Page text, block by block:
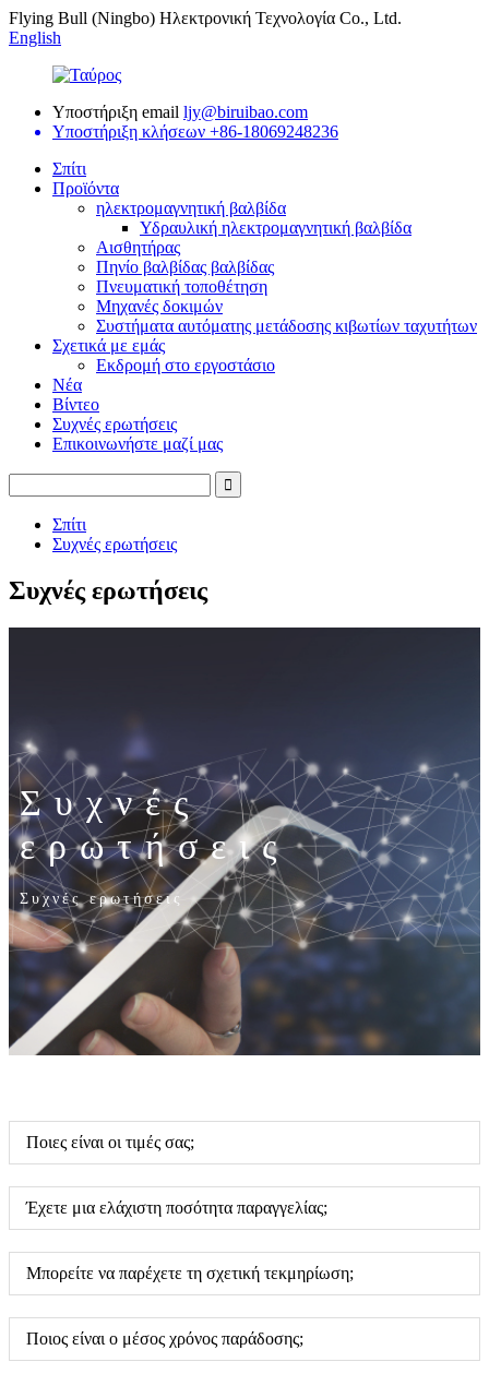
Flying Bull (Ningbo) Ηλεκτρονική Τεχνολογία Co., Ltd.
English
Υποστήριξη email ljy@biruibao.com
Υποστήριξη κλήσεων +86-18069248236
Σπίτι
Προϊόντα
ηλεκτρομαγνητική βαλβίδα
Υδραυλική ηλεκτρομαγνητική βαλβίδα
Αισθητήρας
Πηνίο βαλβίδας βαλβίδας
Πνευματική τοποθέτηση
Μηχανές δοκιμών
Συστήματα αυτόματης μετάδοσης κιβωτίων ταχυτήτων
Σχετικά με εμάς
Εκδρομή στο εργοστάσιο
Νέα
Βίντεο
Συχνές ερωτήσεις
Επικοινωνήστε μαζί μας
Σπίτι
Συχνές ερωτήσεις
Συχνές ερωτήσεις
Συχνές
ερωτήσεις
Συχνές ερωτήσεις
Ποιες είναι οι τιμές σας;
Έχετε μια ελάχιστη ποσότητα παραγγελίας;
Μπορείτε να παρέχετε τη σχετική τεκμηρίωση;
Ποιος είναι ο μέσος χρόνος παράδοσης;